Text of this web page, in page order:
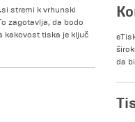
stremi k vrhunski
zagotavlja, da bodo
kakovost tiska je ključ
da